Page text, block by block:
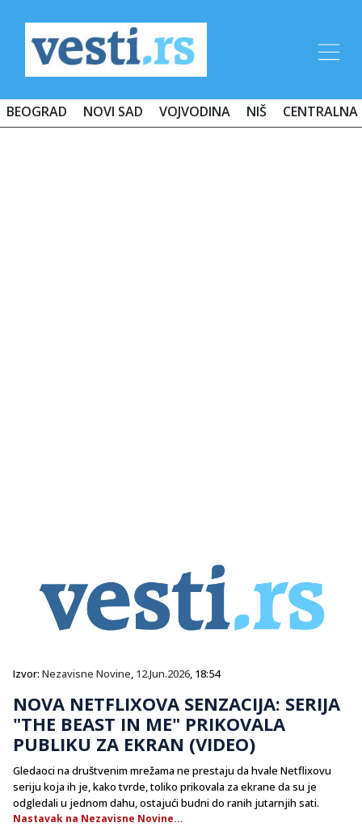
BEOGRAD NOVI SAD VOJVODINA NIŠ CENTRALNA
Izvor: Nezavisne Novine, 12.Jun.2026, 18:54
NOVA NETFLIXOVA SENZACIJA: SERIJA
"THE BEAST IN ME" PRIKOVALA
PUBLIKU ZA EKRAN (VIDEO)
Gledaoci na društvenim mrežama ne prestaju da hvale Netflixovu
seriju koja ih je, kako tvrde, toliko prikovala za ekrane da su je
odgledali u jednom dahu, ostajući budni do ranih jutarnjih sati.
Nastavak na Nezavisne Novine...